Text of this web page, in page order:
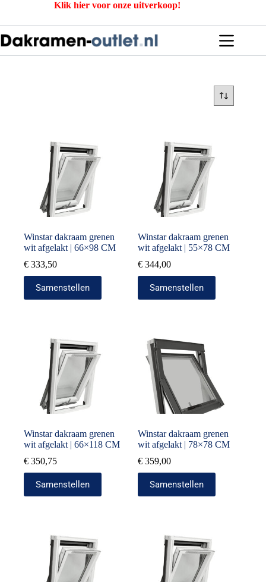
de
inhoud
Klik hier voor onze uitverkoop!
Winstar dakraam grenen
wit afgelakt | 66×98 CM
€ 333,50
Samenstellen
Winstar dakraam grenen
wit afgelakt | 55×78 CM
€ 344,00
Samenstellen
Winstar dakraam grenen
wit afgelakt | 66×118 CM
€ 350,75
Samenstellen
Winstar dakraam grenen
wit afgelakt | 78×78 CM
€ 359,00
Samenstellen